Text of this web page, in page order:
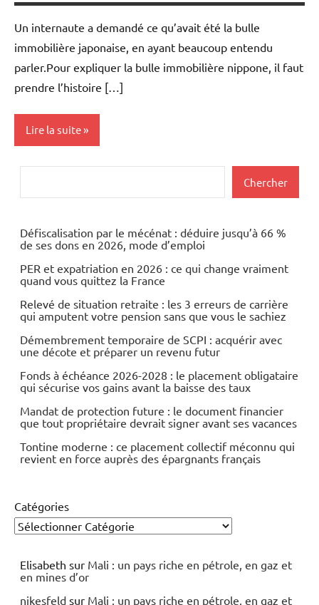
Un internaute a demandé ce qu’avait été la bulle
immobilière japonaise, en ayant beaucoup entendu
parler.Pour expliquer la bulle immobilière nippone, il faut
prendre l’histoire […]
Lire la suite
Construction
Immobilier
Chercher
Défiscalisation par le mécénat : déduire jusqu’à 66 %
de ses dons en 2026, mode d’emploi
PER et expatriation en 2026 : ce qui change vraiment
quand vous quittez la France
Relevé de situation retraite : les 3 erreurs de carrière
qui amputent votre pension sans que vous le sachiez
Démembrement temporaire de SCPI : acquérir avec
une décote et préparer un revenu futur
Fonds à échéance 2026-2028 : le placement obligataire
qui sécurise vos gains avant la baisse des taux
Mandat de protection future : le document financier
que tout propriétaire devrait signer avant ses vacances
Tontine moderne : ce placement collectif méconnu qui
revient en force auprès des épargnants français
Catégories
Elisabeth sur Mali : un pays riche en pétrole, en gaz et
en mines d’or
nikesfeld sur Mali : un pays riche en pétrole, en gaz et